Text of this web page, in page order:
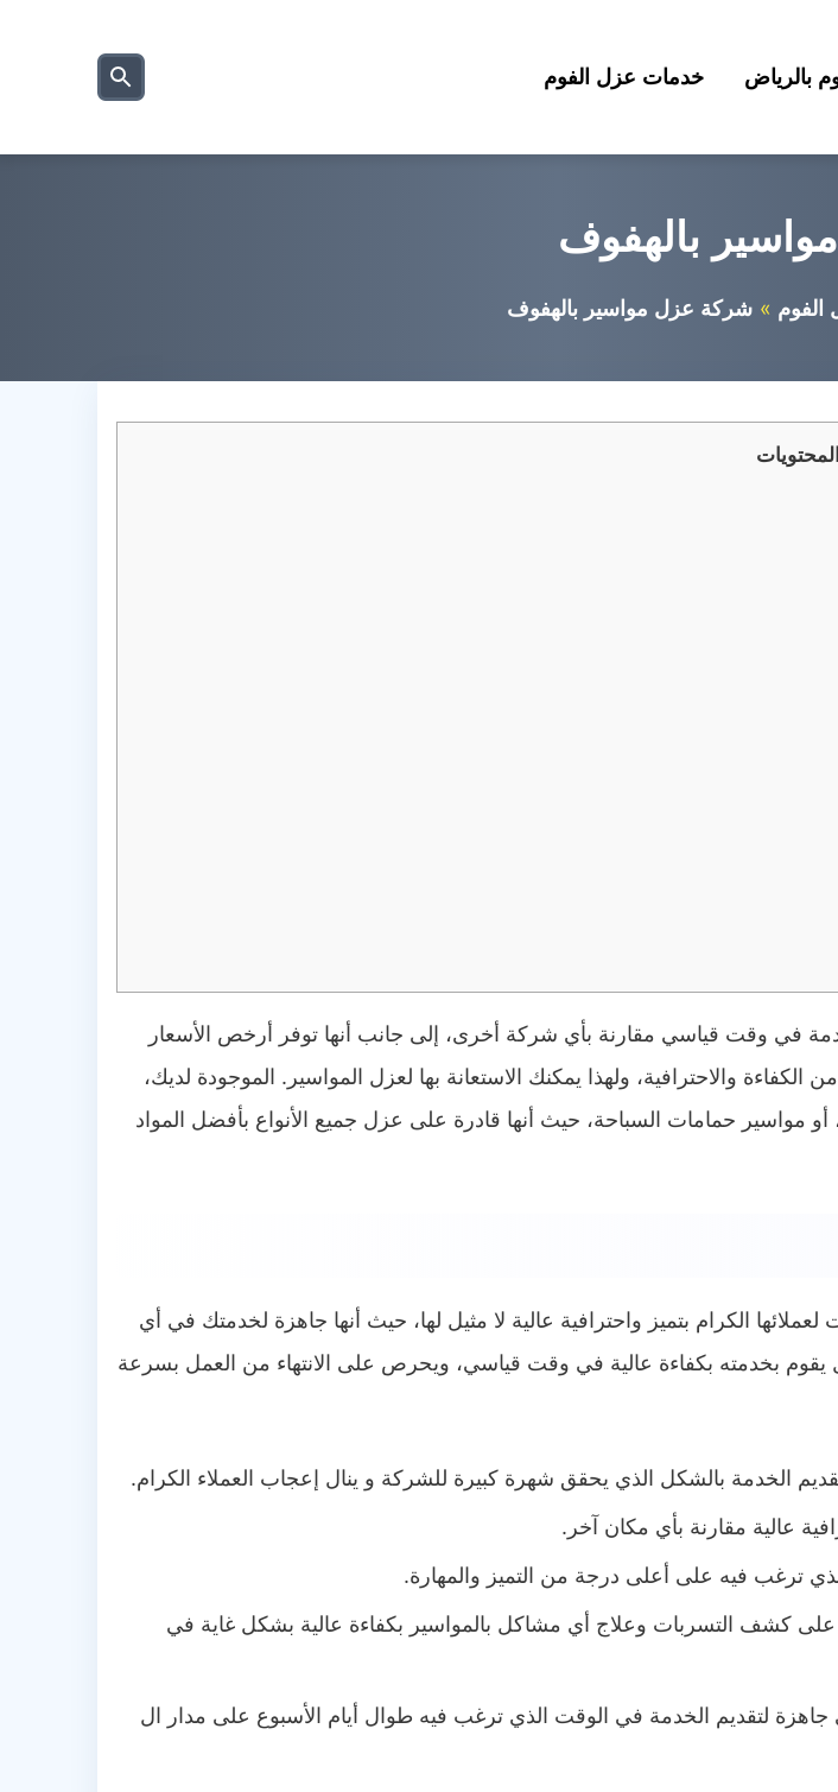
بالرياض خدمات عزل الفوم
بحث
بالهفوف
شركة عزل مواسير بالهفوف
المحتويات
في وقت قياسي مقارنة بأي شركة أخرى، إلى جانب أنها توفر أرخص الأسعار
والاحترافية، ولهذا يمكنك الاستعانة بها لعزل المواسير. الموجودة لديك،
مواسير حمامات السباحة، حيث أنها قادرة على عزل جميع الأنواع بأفضل المواد
الكرام بتميز واحترافية عالية لا مثيل لها، حيث أنها جاهزة لخدمتك في أي
بخدمته بكفاءة عالية في وقت قياسي، ويحرص على الانتهاء من العمل بسرعة
الخدمة بالشكل الذي يحقق شهرة كبيرة للشركة و ينال إعجاب العملاء الكرام.
عالية مقارنة بأي مكان آخر.
ترغب فيه على أعلى درجة من التميز والمهارة.
كشف التسربات وعلاج أي مشاكل بالمواسير بكفاءة عالية بشكل غاية في
لتقديم الخدمة في الوقت الذي ترغب فيه طوال أيام الأسبوع على مدار ال